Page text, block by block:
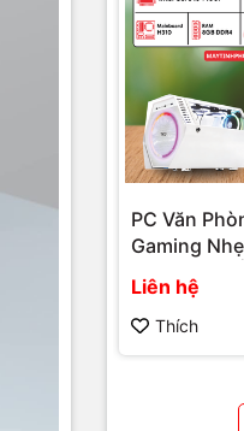
PC Văn
Gaming
Hiệu Năng
Giá Tốt Tại
Hải Đăng
Liên hệ
Thích